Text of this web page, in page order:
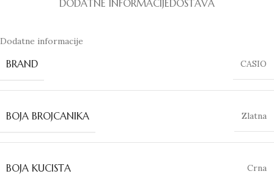
DODATNE INFORMACIJEDOSTAVA
Dodatne informacije
BRAND CASIO
BOJA BROJCANIKA Zlatna
BOJA KUCISTA Crna